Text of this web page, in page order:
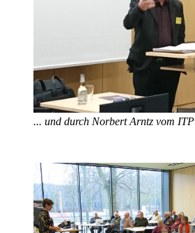
... und durch Norbert Arntz vom ITP